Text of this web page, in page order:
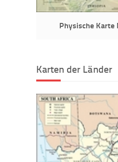
Physische Karte
Karten der Länder